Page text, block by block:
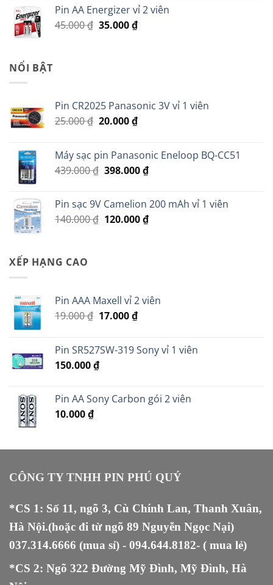
70.000 ₫.là:
60.000 ₫.
Pin AA Energizer vỉ 2 viên
45.000₫ Giá
35.000₫Giá
NỔI BẬT
Pin CR2025 Panasonic 3V vỉ 1 viên
25.000₫ Giá
25.000 ₫.
20.000₫Giá
là:
20.000 ₫.
Máy sạc pin Panasonic Eneloop BQ-CC51
439.000₫ Giá
439.000 ₫.
398.000₫Giá
là:
398.000 ₫.
Pin sạc 9V Camelion 200 mAh vỉ 1 viên
140.000₫ Giá
120.000₫Giá
XẾP HẠNG CAO
Pin AAA Maxell vỉ 2 viên
19.000₫ Giá
19.000 ₫.
17.000₫Giá
là:
Pin SR527SW-319 Sony vỉ 1 viên
150.000₫
Pin AA Sony Carbon gói 2 viên
10.000₫
CÔNG TY TNHH PIN PHÚ QUÝ
*CS 1: Số 11, ngõ 3, Cù Chính Lan, Thanh Xuân,
Hà Nội.(hoặc đi từ ngõ 89 Nguyễn Ngọc Nại)
037.314.6666 (mua sỉ) - 094.644.8182- ( mua lẻ)
*CS 2: Ngõ 322 Đường Mỹ Đình, Mỹ Đình, Hà